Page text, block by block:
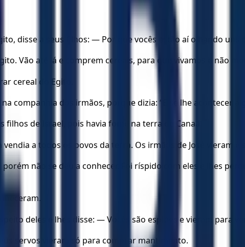
disse a seus filhos: — Por que vocês estão aí olhando uns
Vão até lá e comprem cereais, para que vivamos e não
cereal do Egito.
na companhia dos irmãos, porque dizia: “E se lhe acontecer
de Israel, pois havia fome na terra de Canaã.
vendia a todos os povos da terra. Os irmãos de José vieram
porém não se deu a conhecer. Foi ríspido com eles e lhes
deles e lhes disse: — Vocês são espiões e vieram para
servos vieram só para comprar mantimento.